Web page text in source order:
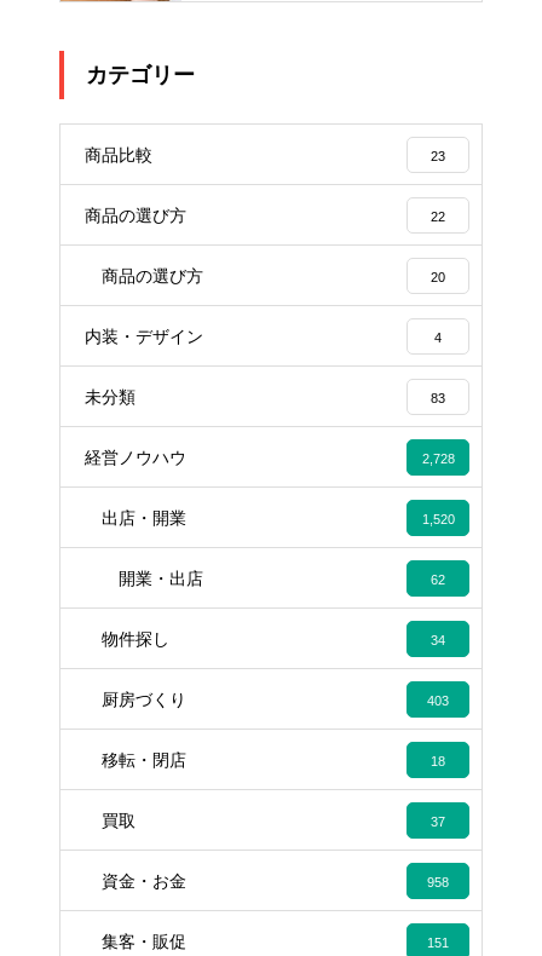
カテゴリー
商品比較 23
商品の選び方 22
商品の選び方 20
内装・デザイン 4
未分類 83
経営ノウハウ 2,728
出店・開業 1,520
開業・出店 62
物件探し 34
厨房づくり 403
移転・閉店 18
買取 37
資金・お金 958
集客・販促 151